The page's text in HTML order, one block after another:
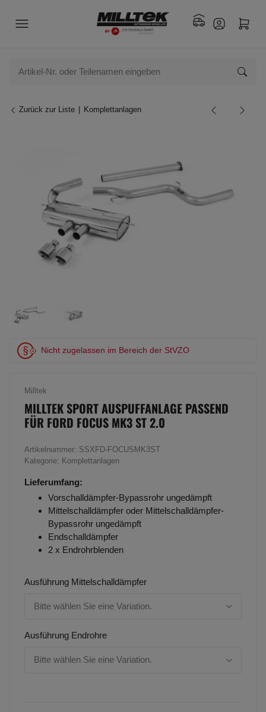
Zurück zur Liste Komplettanlagen
Nicht zugelassen im Bereich der StVZO
Milltek
MILLTEK SPORT AUSPUFFANLAGE PASSEND
FÜR FORD FOCUS MK3 ST 2.0
Artikelnummer: SSXFD-FOCUSMK3ST
Kategorie: Komplettanlagen
Lieferumfang:
Vorschalldämpfer-Bypassrohr ungedämpft
Mittelschalldämpfer oder Mittelschalldämpfer-
Bypassrohr ungedämpft
Endschalldämpfer
2 x Endrohrblenden
Ausführung Mittelschalldämpfer
Bitte wählen Sie eine Variation.
Ausführung Endrohre
Bitte wählen Sie eine Variation.